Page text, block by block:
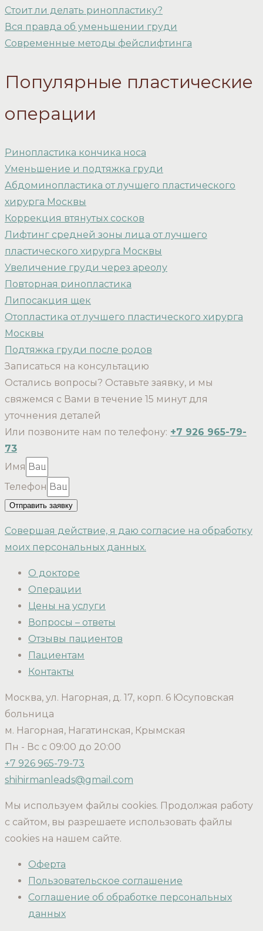
Стоит ли делать ринопластику?
Вся правда об уменьшении груди
Современные методы фейслифтинга
Популярные пластические
операции
Ринопластика кончика носа
Уменьшение и подтяжка груди
Абдоминопластика от лучшего пластического
хирурга Москвы
Коррекция втянутых сосков
Лифтинг средней зоны лица от лучшего
пластического хирурга Москвы
Увеличение груди через ареолу
Повторная ринопластика
Липосакция щек
Отопластика от лучшего пластического хирурга
Москвы
Подтяжка груди после родов
Записаться на консультацию
Остались вопросы? Оставьте заявку, и мы
свяжемся с Вами в течение 15 минут для
уточнения деталей
Или позвоните нам по телефону: +7 926 965-79-
73
Имя
Телефон
Отправить заявку
Совершая действие, я даю согласие на обработку
моих персональных данных.
О докторе
Операции
Цены на услуги
Вопросы – ответы
Отзывы пациентов
Пациентам
Контакты
Москва, ул. Нагорная, д. 17, корп. 6 Юсуповская
больница
м. Нагорная, Нагатинская, Крымская
Пн - Вс с 09:00 до 20:00
+7 926 965-79-73
shihirmanleads@gmail.com
Мы используем файлы cookies. Продолжая работу
с сайтом, вы разрешаете использовать файлы
cookies на нашем сайте.
Оферта
Пользовательское соглашение
Соглашение об обработке персональных
данных